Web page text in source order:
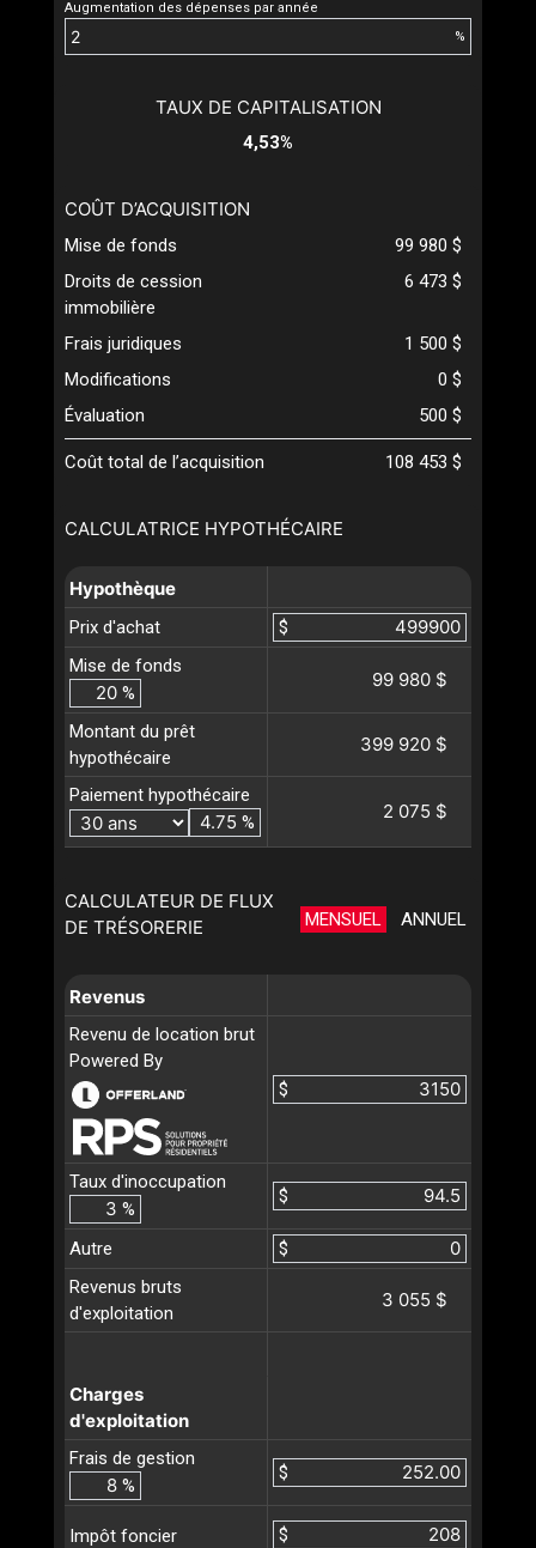
Augmentation des dépenses par année
%
CALCULATRICE HYPOTHÉCAIRE
Hypothèque
Prix d'achat
$
Mise de fonds
%
99 980 $
Montant du prêt
hypothécaire
399 920 $
Paiement hypothécaire
%
2 075 $
CALCULATEUR DE FLUX
DE TRÉSORERIE
MENSUEL ANNUEL
Revenus
Revenu de location brut
Powered By
$
Taux d'inoccupation
%
$
Autre
$
Revenus bruts
d'exploitation
3 055 $
Charges
d'exploitation
Frais de gestion
%
$
Impôt foncier $
TAUX DE CAPITALISATION
4,53%
COÛT D’ACQUISITION
Mise de fonds
99 980 $
Droits de cession
immobilière
6 473 $
Frais juridiques
1 500 $
Modifications
0 $
Évaluation
500 $
Coût total de l’acquisition 108 453 $